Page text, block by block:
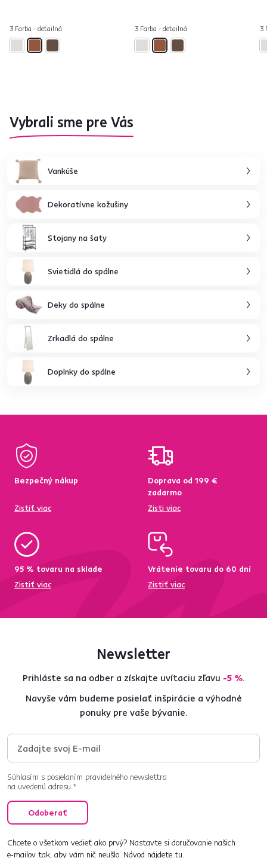
3 Farba - detailná 3 Farba - detailná 3
Vybrali sme pre Vás
Vankúše
Dekoratívne kožušiny
Stojany na šaty
Svietidlá do spálne
Deky do spálne
Zrkadlá do spálne
Doplnky do spálne
Bezpečný nákup
Zistiť viac
Doprava od 199 €
zadarmo
Zisti viac
95 % tovaru na sklade
Zistiť viac
Vrátenie tovaru do 60 dní
Zistiť viac
Newsletter
Prihláste sa na odber a získajte uvítaciu zľavu -5 %.
Navyše vám budeme posielať inšpirácie a výhodné
ponuky pre vaše bývanie.
Súhlasím s posielaním pravidelného newslettra
na uvedenú adresu.*
Odoberať
Chcete o všetkom vedieť ako prvý? Nastavte si doručovanie našich
e‑mailov tak, aby vám nič neušlo. Návod nájdete tu.